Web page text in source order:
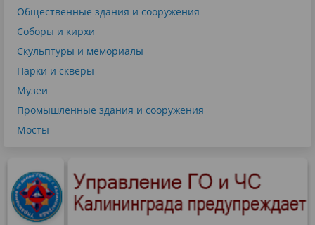
Общественные здания и сооружения
Соборы и кирхи
Скульптуры и мемориалы
Парки и скверы
Музеи
Промышленные здания и сооружения
Мосты